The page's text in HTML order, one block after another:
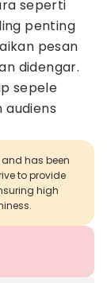
seperti
penting
pesan
didengar.
sepele
has been
to provide
high